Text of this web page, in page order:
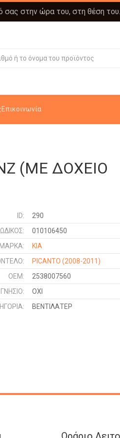
στην ώρα του, στη θέση
Επικοινωνία
(ΜΕ ΔΟΧΕΙΟ
ID:
290
010106450
ΜΑΡΚΑ:
KIA
PICANTO (2008-2011)
OEM:
2538007560
ΓΝΉΣΙΟ:
ΟΧΙ
ΒΕΝΤΙΛΑΤΕΡ